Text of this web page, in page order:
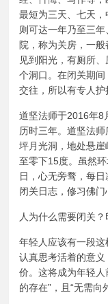
最短为三天、七天
则可达一年乃至三
院，称为关房，一
见到阳光，有厕所
个洞口。在闭关期
交往，所以有专人护
道坚法师于2016年8
历时三年。道坚法
坪月光洞，地处悬
至零下15度。虽然
日，心无旁骛，每
闭关日志，修习佛门
人为什么需要闭关
年轻人应该有一段这
认真思考活着的意
价。这将成为年轻人
的存在”，且“无需向